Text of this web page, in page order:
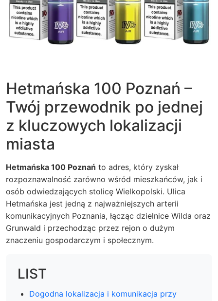
Hetmańska 100 Poznań –
Twój przewodnik po jednej
z kluczowych lokalizacji
miasta
Hetmańska 100 Poznań to adres, który zyskał
rozpoznawalność zarówno wśród mieszkańców, jak i
osób odwiedzających stolicę Wielkopolski. Ulica
Hetmańska jest jedną z najważniejszych arterii
komunikacyjnych Poznania, łącząc dzielnice Wilda oraz
Grunwald i przechodząc przez rejon o dużym
znaczeniu gospodarczym i społecznym.
LIST
Dogodna lokalizacja i komunikacja przy